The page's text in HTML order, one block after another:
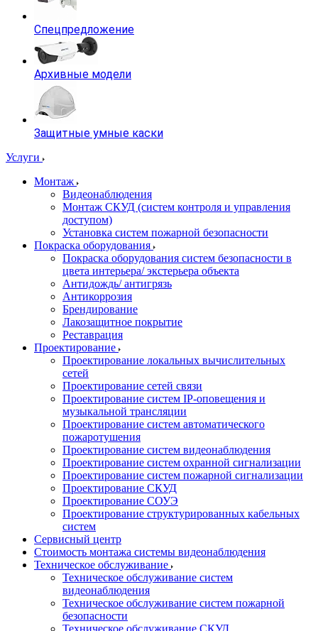
Спецпредложение
Архивные модели
Защитные умные каски
Услуги
Монтаж
Видеонаблюдения
Монтаж СКУД (систем контроля и управления
доступом)
Установка систем пожарной безопасности
Покраска оборудования
Покраска оборудования систем безопасности в
цвета интерьера/ экстерьера объекта
Антидождь/ антигрязь
Антикоррозия
Брендирование
Лакозащитное покрытие
Реставрация
Проектирование
Проектирование локальных вычислительных
сетей
Проектирование сетей связи
Проектирование систем IP-оповещения и
музыкальной трансляции
Проектирование систем автоматического
пожаротушения
Проектирование систем видеонаблюдения
Проектирование систем охранной сигнализации
Проектирование систем пожарной сигнализации
Проектирование СКУД
Проектирование СОУЭ
Проектирование структурированных кабельных
систем
Сервисный центр
Стоимость монтажа системы видеонаблюдения
Техническое обслуживание
Техническое обслуживание систем
видеонаблюдения
Техническое обслуживание систем пожарной
безопасности
Техническое обслуживание СКУД